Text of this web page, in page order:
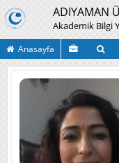
ADIYAMAN
Akademik Bilgi
Anasayfa